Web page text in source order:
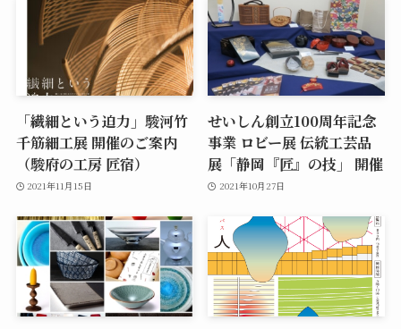
「繊細という迫力」駿河竹
千筋細工展 開催のご案内
（駿府の工房 匠宿）
2021年11月15日
せいしん創立100周年記念
事業 ロビー展 伝統工芸品
展「静岡『匠』の技」 開催
2021年10月27日